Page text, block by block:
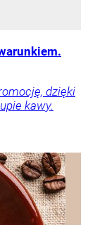
dzięki
kawy.